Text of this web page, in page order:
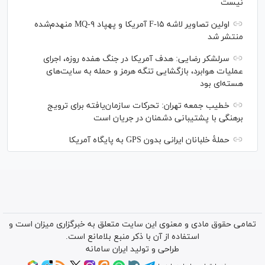
نیست
اولین تصاویر لاشه F-۱۵ آمریکا و پهپاد MQ-۹ منهدم‌شده
منتشر شد
سرلشکر رضایی: هدف آمریکا در جنگ هفده روزه، اجرای
عملیات هوابرد، بازگشایی تنگه هرمز و حمله به سایت‌های
هسته‌ای بود
خطیب جمعه تهران: تحرکات سازمان‌یافته برای ترویج
برهنگی با پشتیبانی دشمنان در جریان است
حملۀ خلبانان ایرانی بدون GPS به پایگاه آمریکا
تمامی حقوق مادی و معنوی این سایت متعلق به خبرگزاری میزان است و
استفاده از آن با ذکر منبع بلامانع است.
طراحی و تولید ایران سامانه